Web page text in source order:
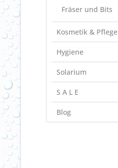
Fräser und Bits
Kosmetik & Pflege
Hygiene
Solarium
S A L E
Blog